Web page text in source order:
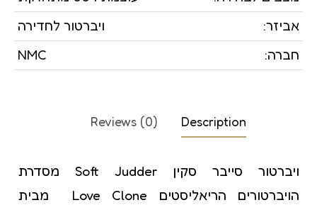
אביזר:
ויברטור לחדירה
חברה:
NMC
Description
Reviews (0)
ויברטור סייבר סקין Soft Judder מסדרת
הויברטורים הריאליסטים Love Clone מבית